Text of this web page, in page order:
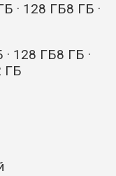
· 128 ГБ8 ГБ ·
· 128 ГБ8 ГБ ·
ГБ